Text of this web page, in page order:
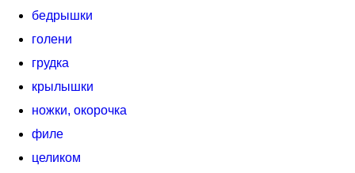
бедрышки
голени
грудка
крылышки
ножки, окорочка
филе
целиком